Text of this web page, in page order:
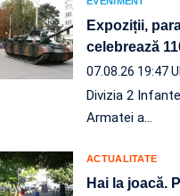
Expoziții,
celebrează
07.08.26 19:47
Divizia 2
Armatei a…
ACTUALITATE
Hai la joacă.